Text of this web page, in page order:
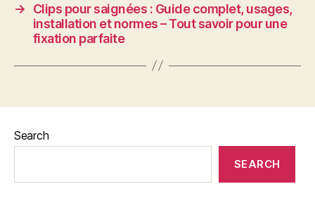
→
Clips pour saignées : Guide complet, usages,
installation et normes – Tout savoir pour une
fixation parfaite
Search
SEARCH